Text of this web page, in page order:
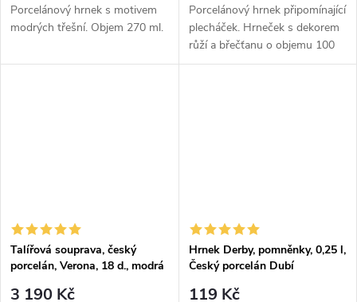
Porcelánový hrnek s motivem
modrých třešní. Objem 270 ml.
Porcelánový hrnek připomínající
plecháček. Hrneček s dekorem
růží a břečťanu o objemu 100
ml.
Talířová souprava, český
porcelán, Verona, 18 d., modrá
3 190 Kč
Hrnek Derby, pomněnky, 0,25 l,
Český porcelán Dubí
119 Kč